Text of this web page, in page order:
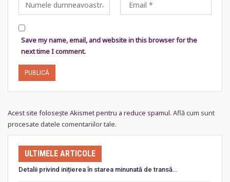
Save my name, email, and website in this browser for the
next time I comment.
Acest site folosește Akismet pentru a reduce spamul. Află cum sunt
procesate datele comentariilor tale.
ULTIMELE ARTICOLE
Detalii privind inițierea în starea minunată de transă…